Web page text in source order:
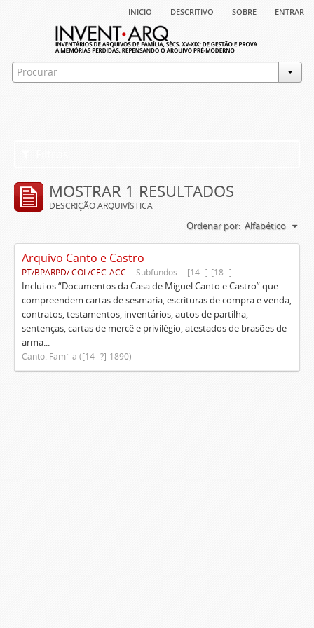
início descritivo sobre entrar
MOSTRAR 1 RESULTADOS
DESCRIÇÃO ARQUIVÍSTICA
Ordenar por: Alfabético
Arquivo Canto e Castro
PT/BPARPD/ COL/CEC-ACC Subfundos [14--]-[18--]
Inclui os “Documentos da Casa de Miguel Canto e Castro” que
compreendem cartas de sesmaria, escrituras de compra e venda,
contratos, testamentos, inventários, autos de partilha,
sentenças, cartas de mercê e privilégio, atestados de brasões de
arma...
Canto. Família ([14--?]-1890)